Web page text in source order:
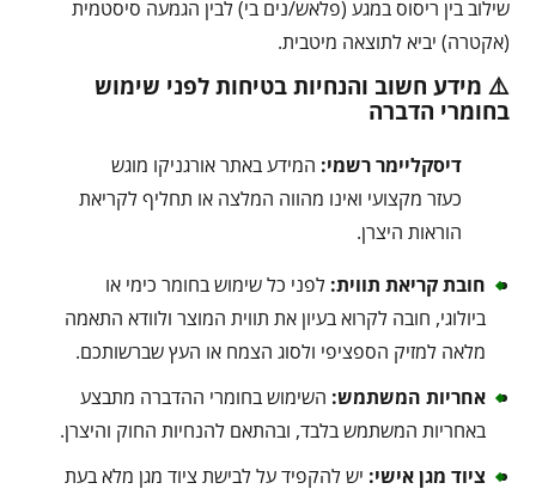
שילוב בין ריסוס במגע (פלאש/נים בי) לבין הגמעה סיסטמית
(אקטרה) יביא לתוצאה מיטבית.
⚠️ מידע חשוב והנחיות בטיחות לפני שימוש
בחומרי הדברה
דיסקליימר רשמי: המידע באתר אורגניקו מוגש
כעזר מקצועי ואינו מהווה המלצה או תחליף לקריאת
הוראות היצרן.
חובת קריאת תווית: לפני כל שימוש בחומר כימי או
ביולוגי, חובה לקרוא בעיון את תווית המוצר ולוודא התאמה
מלאה למזיק הספציפי ולסוג הצמח או העץ שברשותכם.
אחריות המשתמש: השימוש בחומרי ההדברה מתבצע
באחריות המשתמש בלבד, ובהתאם להנחיות החוק והיצרן.
ציוד מגן אישי: יש להקפיד על לבישת ציוד מגן מלא בעת